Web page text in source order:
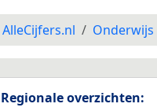
AlleCijfers.nl Onderwijs
Regionale overzichten: